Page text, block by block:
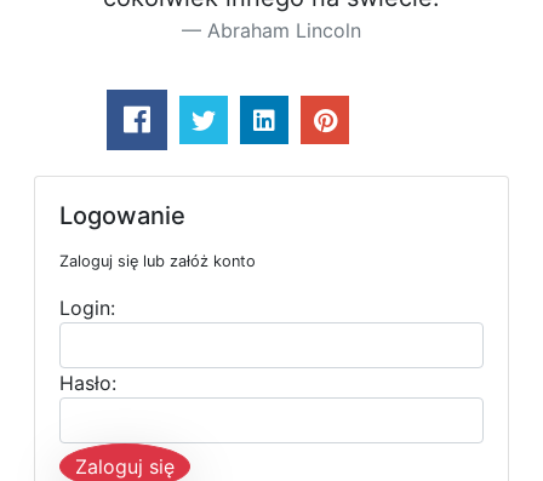
Abraham Lincoln
Logowanie
Zaloguj się lub załóż konto
Login:
Hasło:
Zaloguj się